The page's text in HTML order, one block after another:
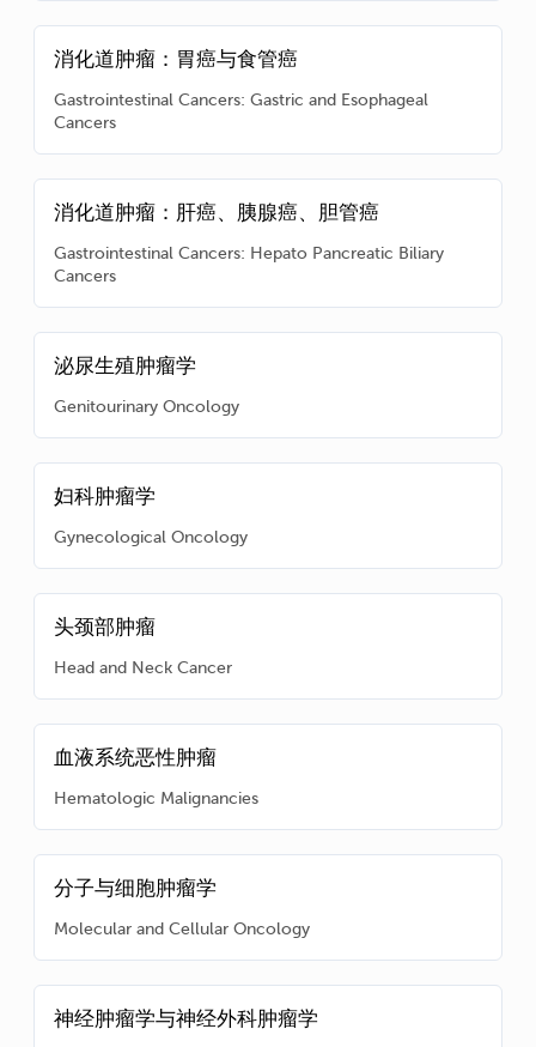
消化道肿瘤：胃癌与食管癌
Gastrointestinal Cancers: Gastric and Esophageal
Cancers
消化道肿瘤：肝癌、胰腺癌、胆管癌
Gastrointestinal Cancers: Hepato Pancreatic Biliary
Cancers
泌尿生殖肿瘤学
Genitourinary Oncology
妇科肿瘤学
Gynecological Oncology
头颈部肿瘤
Head and Neck Cancer
血液系统恶性肿瘤
Hematologic Malignancies
分子与细胞肿瘤学
Molecular and Cellular Oncology
神经肿瘤学与神经外科肿瘤学